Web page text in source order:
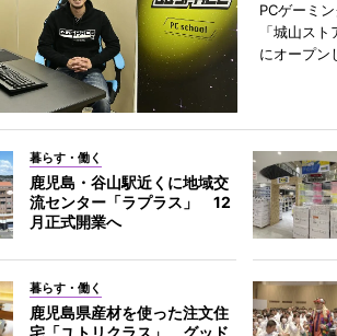
PCゲーミ
「城山ス
にオープン
暮らす・働く
鹿児島・谷山駅近くに地域交
流センター「ラプラス」 12
月正式開業へ
暮らす・働く
鹿児島県産材を使った注文住
宅「ユトリクラス」、グッド